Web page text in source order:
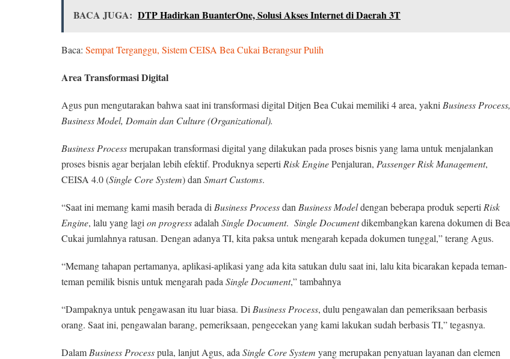
BACA JUGA: DTP Hadirkan BuanterOne, Solusi Akses Internet di Daerah 3T
Baca: Sempat Terganggu, Sistem CEISA Bea Cukai Berangsur Pulih
Area Transformasi Digital
Agus pun mengutarakan bahwa saat ini transformasi digital Ditjen Bea Cukai memiliki 4 area, yakni Business Process,
Business Model, Domain dan Culture (Organizational).
Business Processmerupakan transformasi digital yang dilakukan pada proses bisnis yang lama untuk menjalankan
proses bisnis agar berjalan lebih efektif. Produknya seperti Risk EnginePenjaluran, Passenger Risk Management,
CEISA 4.0 (Single Core System) dan Smart Customs.
“Saat ini memang kami masih berada di Business Processdan Business Modeldengan beberapa produk seperti Risk
Engine, lalu yang lagi on progressadalah Single Document. Single Documentdikembangkan karena dokumen di Bea
Cukai jumlahnya ratusan. Dengan adanya TI, kita paksa untuk mengarah kepada dokumen tunggal,” terang Agus.
“Memang tahapan pertamanya, aplikasi-aplikasi yang ada kita satukan dulu saat ini, lalu kita bicarakan kepada teman-
teman pemilik bisnis untuk mengarah pada Single Document,” tambahnya
“Dampaknya untuk pengawasan itu luar biasa. Di Business Process, dulu pengawalan dan pemeriksaan berbasis
orang. Saat ini, pengawalan barang, pemeriksaan, pengecekan yang kami lakukan sudah berbasis TI,” tegasnya.
Dalam Business Processpula, lanjut Agus, ada Single Core System yang merupakan penyatuan layanan dan elemen